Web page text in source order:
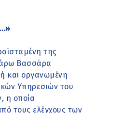
της
Βασσάρα
και οργανωμένη
Υπηρεσιών του
η οποία
τους ελέγχους των